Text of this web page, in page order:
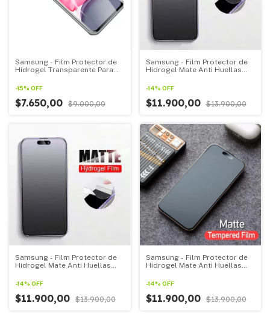
Samsung - Film Protector de
Hidrogel Transparente Para
-15% OFF
$7.650,00 $9.000,00
Samsung - Film Protector de
Hidrogel Mate Anti Huellas
Z
-14% OFF
$11.900,00 $13.900,00
Samsung - Film Protector de
Hidrogel Mate Anti Huellas
S
-14% OFF
$11.900,00 $13.900,00
Samsung - Film Protector de
Hidrogel Mate Anti Huellas
Note
-14% OFF
$11.900,00 $13.900,00